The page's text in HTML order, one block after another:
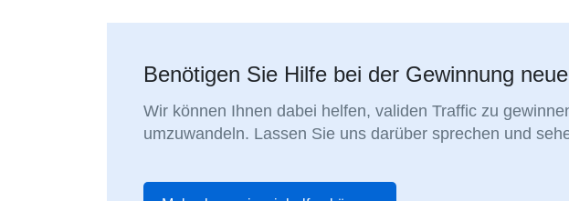
Benötigen Sie Hilfe bei der Gewinnung
Wir können Ihnen dabei helfen, validen Traffic zu
umzuwandeln. Lassen Sie uns darüber sprechen und